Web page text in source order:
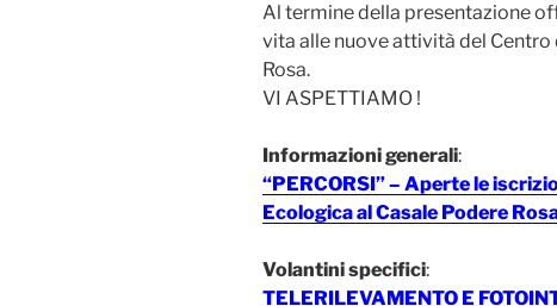
Al termine della presentazione
vita alle nuove attività del Centro
Rosa.
VI ASPETTIAMO !
Informazioni generali:
“PERCORSI” – Aperte le
Ecologica al Casale Podere
Volantini specifici:
TELERILEVAMENTO E